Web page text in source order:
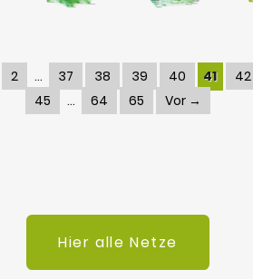
2 37 38 39 40 41
42
45
64 65 Vor →
Hier alle Netze